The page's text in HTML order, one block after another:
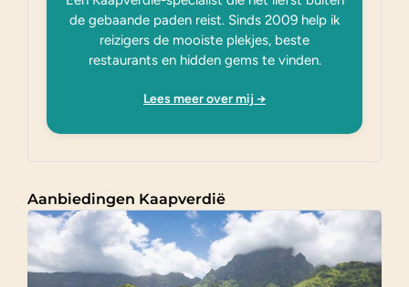
de gebaande paden reist. Sinds 2009 help ik
reizigers de mooiste plekjes, beste
restaurants en hidden gems te vinden.
Lees meer over mij →
Aanbiedingen Kaapverdië